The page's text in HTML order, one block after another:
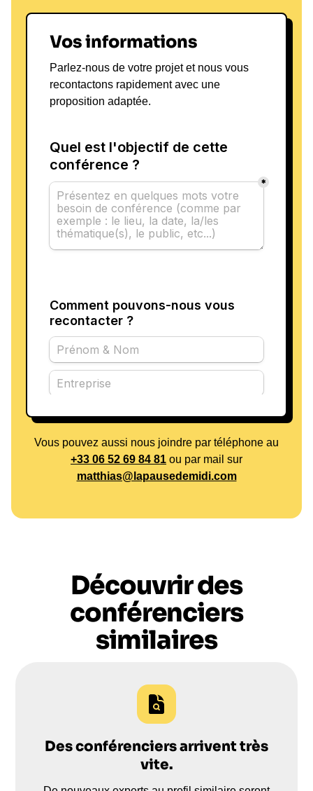
et développer une culture relationnelle plus
performante.
Vos informations
Parlez-nous de votre projet et nous vous
recontactons rapidement avec une
proposition adaptée.
Vous pouvez aussi nous joindre par téléphone au
+33 06 52 69 84 81 ou par mail sur
matthias@lapausedemidi.com
Découvrir des
conférenciers
similaires
Des conférenciers arrivent très
vite.